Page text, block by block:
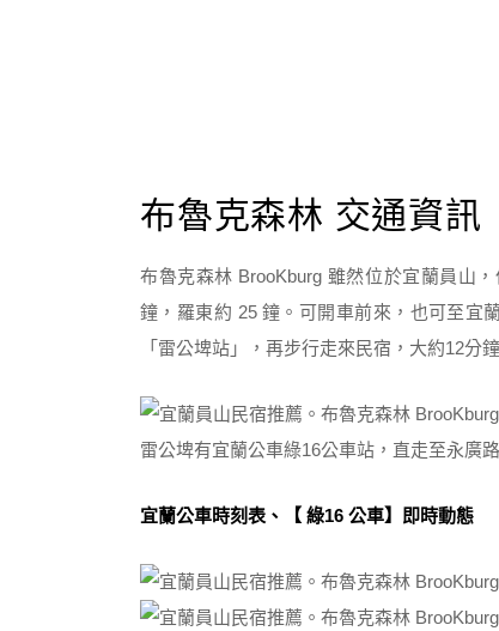
布魯克森林 交通資訊
布魯克森林 BrooKburg 雖然位於宜蘭員山
鐘，羅東約 25 鐘。可開車前來，也可至宜
「雷公埤站」，再步行走來民宿，大約12分
雷公埤有宜蘭公車綠16公車站，直走至永廣
宜蘭公車時刻表、【 綠16 公車】即時動態